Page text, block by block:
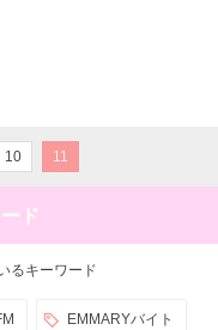
10 11
ド
るキーワード
EMMARYバイト